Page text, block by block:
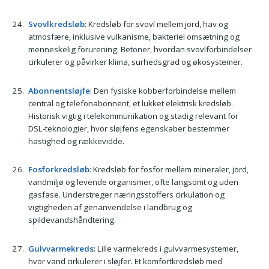
Svovlkredsløb: Kredsløb for svovl mellem jord, hav og
atmosfære, inklusive vulkanisme, bakteriel omsætning og
menneskelig forurening. Betoner, hvordan svovlforbindelser
cirkulerer og påvirker klima, surhedsgrad og økosystemer.
Abonnentsløjfe: Den fysiske kobberforbindelse mellem
central og telefonabonnent, et lukket elektrisk kredsløb.
Historisk vigtig i telekommunikation og stadig relevant for
DSL-teknologier, hvor sløjfens egenskaber bestemmer
hastighed og rækkevidde.
Fosforkredsløb: Kredsløb for fosfor mellem mineraler, jord,
vandmiljø og levende organismer, ofte langsomt og uden
gasfase. Understreger næringsstoffers cirkulation og
vigtigheden af genanvendelse i landbrug og
spildevandshåndtering.
Gulvvarmekreds: Lille varmekreds i gulvvarmesystemer,
hvor vand cirkulerer i sløjfer. Et komfortkredsløb med